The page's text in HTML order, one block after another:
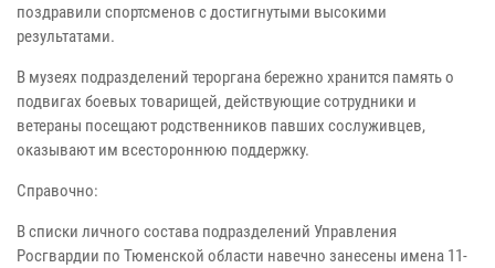
поздравили спортсменов с достигнутыми высокими
результатами.
В музеях подразделений тероргана бережно хранится память о
подвигах боевых товарищей, действующие сотрудники и
ветераны посещают родственников павших сослуживцев,
оказывают им всестороннюю поддержку.
Справочно:
В списки личного состава подразделений Управления
Росгвардии по Тюменской области навечно занесены имена 11-